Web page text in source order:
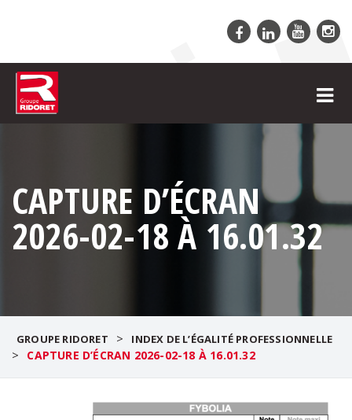
CAPTURE D’ÉCRAN
2026-02-18 À 16.01.32
GROUPE RIDORET > INDEX DE L’ÉGALITÉ PROFESSIONNELLE
> CAPTURE D’ÉCRAN 2026-02-18 À 16.01.32